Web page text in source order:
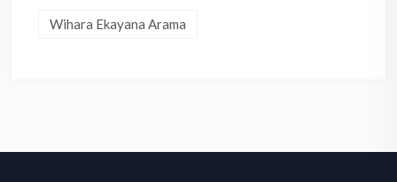
Wihara Ekayana Arama